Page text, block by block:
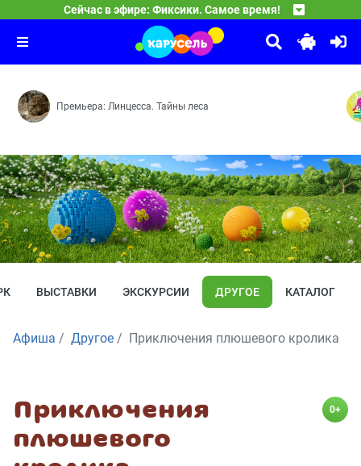
Сейчас в эфире: Фиксики. Самое время!
04:40
Фиксики. Самое время!
Материя — Изобретение — Циолковский — Диван —
Премьера: Линцесса. Тайны леса
ВЫСТАВКИ ЭКСКУРСИИ ДРУГОЕ КАТАЛОГ
Афиша Другое Приключения плюшевого кролика
Приключения
плюшевого
0+